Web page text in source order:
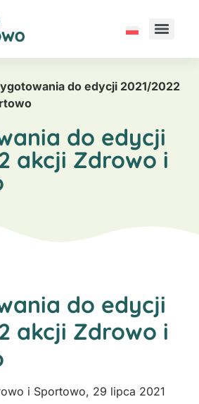
do edycji 2021/2022
do edycji
akcji Zdrowo i
do edycji
akcji Zdrowo i
i Sportowo, 29 lipca 2021